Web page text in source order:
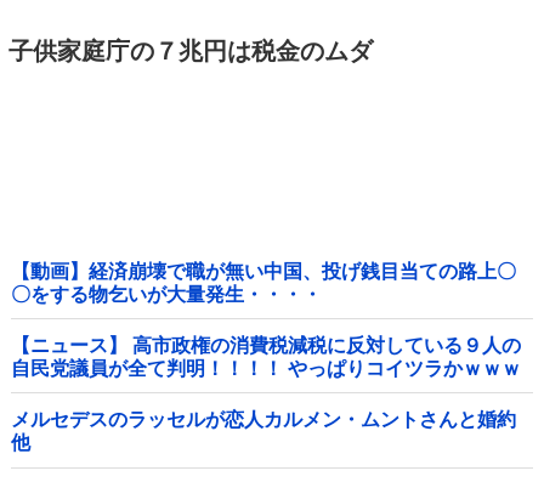
子供家庭庁の７兆円は税金のムダ
【動画】経済崩壊で職が無い中国、投げ銭目当ての路上〇
〇をする物乞いが大量発生・・・・
【ニュース】 高市政権の消費税減税に反対している９人の
自民党議員が全て判明！！！！ やっぱりコイツラかｗｗｗ
ｗｗ
メルセデスのラッセルが恋人カルメン・ムントさんと婚約
他